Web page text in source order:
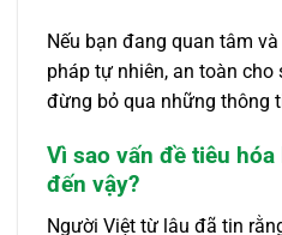
Nếu bạn đang quan tâm
pháp tự nhiên, an toàn
đừng bỏ qua những thông
Vì sao vấn đề tiêu
đến vậy?
Người Việt từ lâu đã tin